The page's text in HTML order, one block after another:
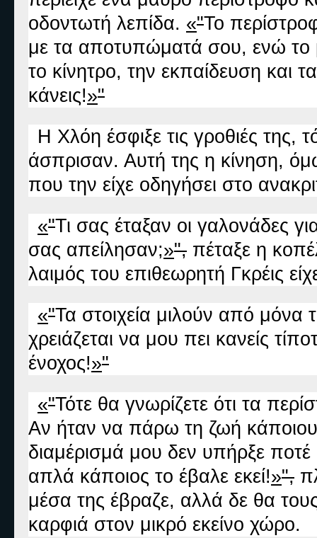
οδοντωτή λεπίδα. «"Το
με τα αποτυπώματά σου, ενώ το
το κίνητρο, την εκπαίδευση και
κάνεις!»"
Η Χλόη έσφιξε τις γροθιές
άσπρισαν. Αυτή της η κίνηση,
που την είχε οδηγήσει στο
«"Τι σας έταξαν οι γαλονάδες
σας απείλησαν;»", πέταξε η
λαιμός του επιθεωρητή Γκρέις
«"Τα στοιχεία μιλούν από
χρειάζεται να μου πει κανείς
ένοχος!»"
«"Τότε θα γνωρίζετε ότι τα
Αν ήταν να πάρω τη ζωή κάποιου
διαμέρισμά μου δεν υπήρξε ποτέ
απλά κάποιος το έβαλε εκεί!»",
μέσα της έβραζε, αλλά δε θα
καρφιά στον μικρό εκείνο χώρο.